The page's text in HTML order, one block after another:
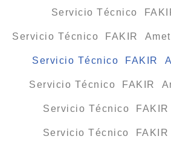
Servicio Técnico
Servicio Técnico FAKIR
Servicio Técnico FAKIR
Servicio Técnico FAKIR
Servicio Técnico
Servicio Técnico